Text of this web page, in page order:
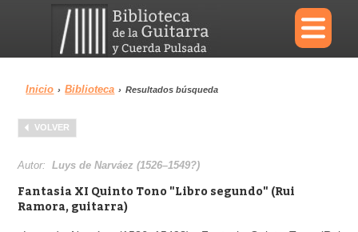
×
Menu
Biblioteca
Inicio › Biblioteca › Resultados búsqueda
VOLVER
Autor:Luys de Narváez (1526–1549?)
Fantasia XI Quinto Tono "Libro segundo" (Rui
Ramora, guitarra)